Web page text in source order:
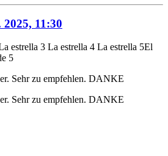
2025, 11:30
estrella 3 La estrella 4 La estrella 5El
5
Sehr zu empfehlen. DANKE
Sehr zu empfehlen. DANKE